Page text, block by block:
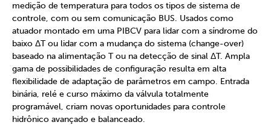
medição de temperatura para todos os tipos de sistema de
controle, com ou sem comunicação BUS. Usados como
atuador montado em uma PIBCV para lidar com a síndrome do
baixo ΔT ou lidar com a mudança do sistema (change-over)
baseado na alimentação T ou na detecção de sinal ΔT. Ampla
gama de possibilidades de configuração resulta em alta
flexibilidade de adaptação de parâmetros em campo. Entrada
binária, relé e curso máximo da válvula totalmente
programável, criam novas oportunidades para controle
hidrônico avançado e balanceado.